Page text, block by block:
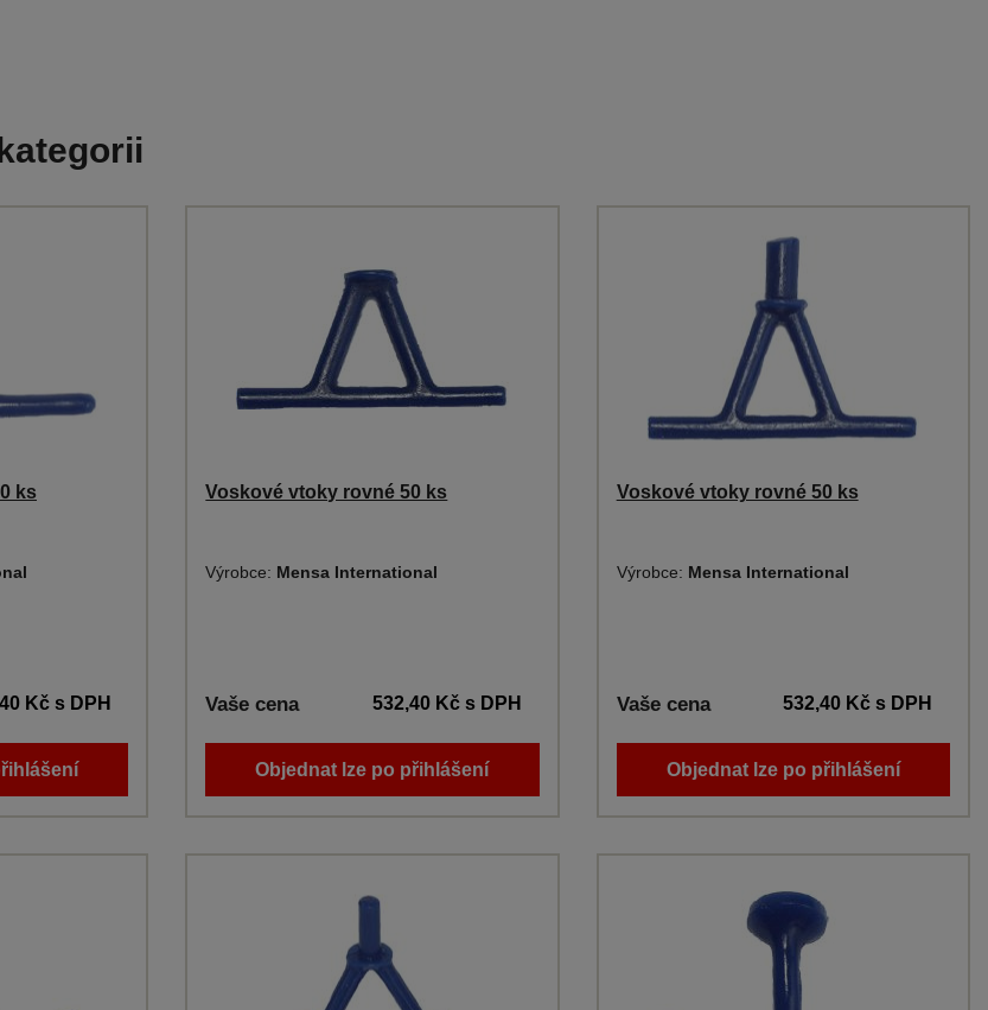
ks
Kčs DPH
Voskové vtoky rovné 50 ks
Výrobce: Mensa International
Vaše cena 532,40 Kč s DPH
Objednat lze po přihlášení
Voskové vtoky rovné 50 ks
Výrobce: Mensa International
Vaše cena 532,40 Kč s DPH
Objednat lze po přihlášení